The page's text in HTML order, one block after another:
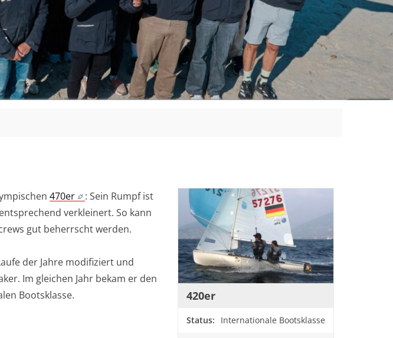
420er
Status Internationale Bootsklasse
470er
: Sein Rumpf ist
verkleinert. So kann
gut beherrscht werden.
der Jahre modifiziert und
Im gleichen Jahr bekam er den
Bootsklasse.